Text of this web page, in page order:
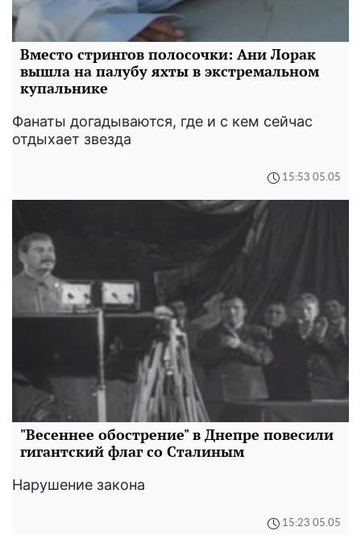
Вместо стрингов полосочки: Ани Лорак
вышла на палубу яхты в экстремальном
купальнике
Фанаты догадываются, где и с кем сейчас
отдыхает звезда
15:53 05.05
"Весеннее обострение" в Днепре повесили
гигантский флаг со Сталиным
Нарушение закона
15:23 05.05